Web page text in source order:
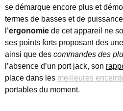
se démarque encore plus et
termes de basses et de
l’ergonomie de cet appareil ne
ses points forts proposant des
ainsi que des commandes des
l’absence d’un port jack, son
place dans les meilleures
portables du moment.